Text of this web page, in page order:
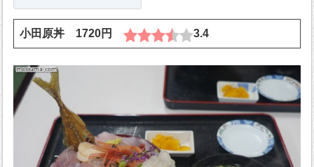
小田原丼 1720円 3.4